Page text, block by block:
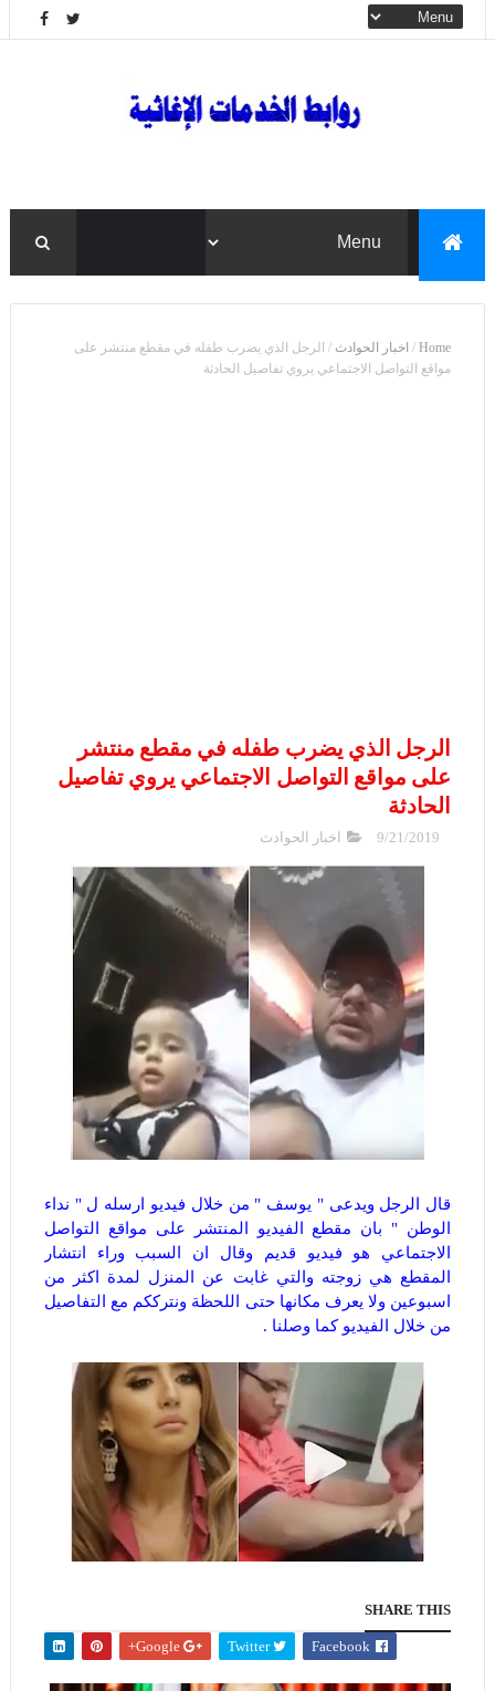
Home
/ اخبار الحوادث / الرجل الذي يضرب طفله في مقطع منتشر على
مواقع التواصل الاجتماعي يروي تفاصيل الحادثة
الرجل الذي يضرب طفله في مقطع منتشر
على مواقع التواصل الاجتماعي يروي تفاصيل
الحادثة
9/21/2019 اخبار الحوادث
قال الرجل ويدعى " يوسف " من خلال فيديو ارسله ل " نداء
الوطن " بان مقطع الفيديو المنتشر على مواقع التواصل
الاجتماعي هو فيديو قديم وقال ان السبب وراء انتشار
المقطع هي زوجته والتي غابت عن المنزل لمدة اكثر من
اسبوعين ولا يعرف مكانها حتى اللحظة ونترككم مع التفاصيل
من خلال الفيديو كما وصلنا .
SHARE THIS
Facebook
Twitter
Google+